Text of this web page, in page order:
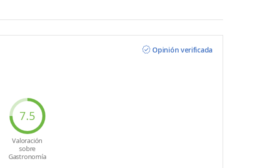
Opinión verificada
7.5
Valoración
sobre
Gastronomía